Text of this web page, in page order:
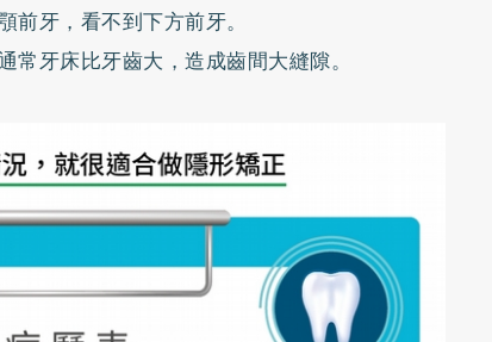
前牙，看不到下方前牙。
常牙床比牙齒大，造成齒間大縫隙。